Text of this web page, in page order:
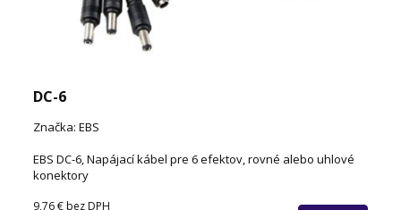
DC-6
Značka: EBS
EBS DC-6, Napájací kábel pre 6 efektov, rovné alebo uhlové
konektory
9,76 € bez DPH